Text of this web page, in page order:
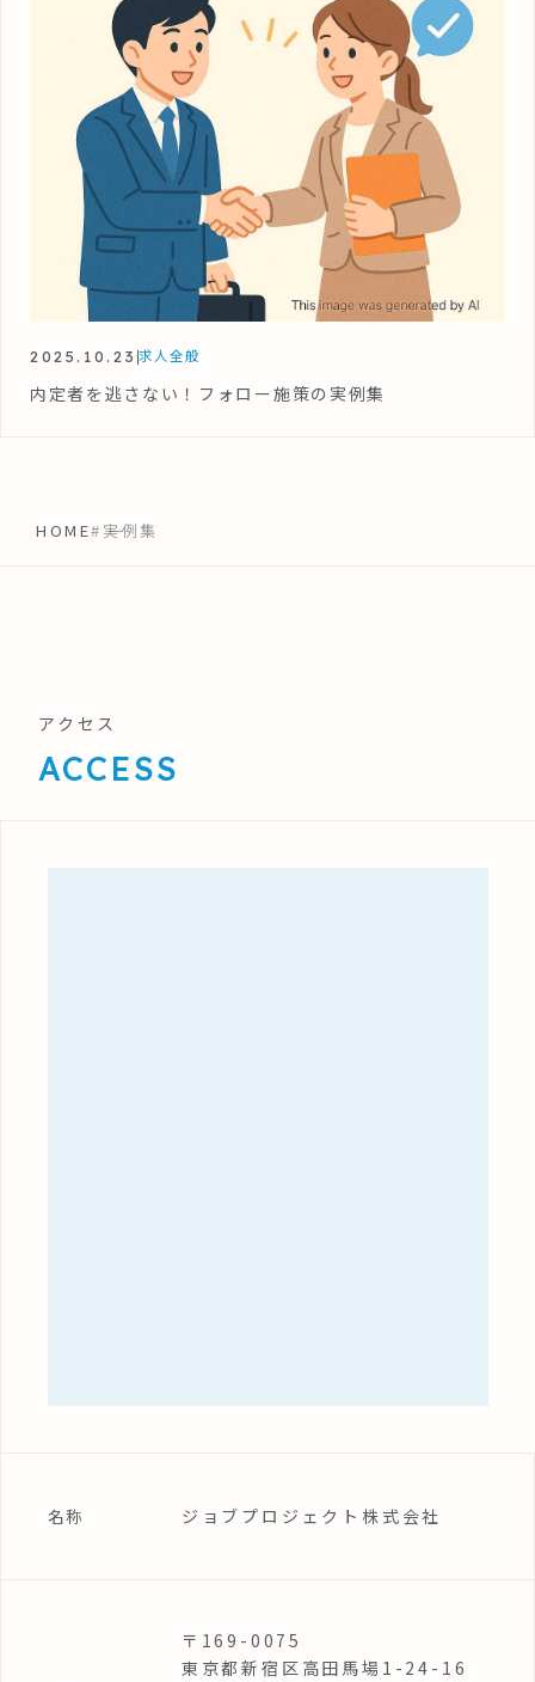
2025.10.23 求人全般
内定者を逃さない！フォロー施策の実例集
HOME#実例集
アクセス
ACCESS
名称 ジョブプロジェクト株式会社
〒169-0075
東京都新宿区高田馬場1-24-16